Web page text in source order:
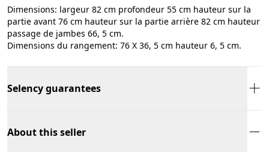
Dimensions: largeur 82 cm profondeur 55 cm hauteur sur la
partie avant 76 cm hauteur sur la partie arrière 82 cm hauteur
passage de jambes 66, 5 cm.
Dimensions du rangement: 76 X 36, 5 cm hauteur 6, 5 cm.
Selency guarantees
About this seller